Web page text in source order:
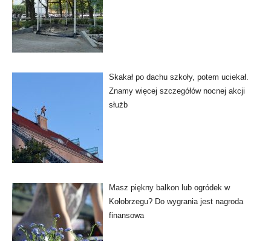
Skakał po dachu szkoły, potem uciekał.
Znamy więcej szczegółów nocnej akcji
służb
Masz piękny balkon lub ogródek w
Kołobrzegu? Do wygrania jest nagroda
finansowa